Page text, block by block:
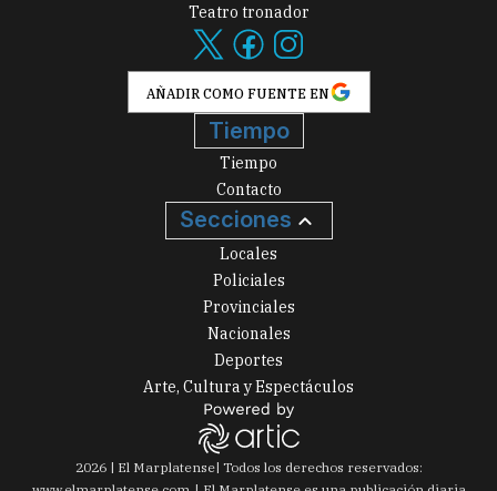
Teatro tronador
AÑADIR COMO FUENTE EN
Tiempo
Tiempo
Contacto
Secciones
Locales
Policiales
Provinciales
Nacionales
Deportes
Arte, Cultura y Espectáculos
2026| El Marplatense| Todos los derechos reservados: